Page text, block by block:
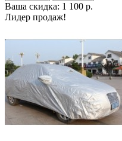
Ваша скидка: 1 100 р.
Лидер продаж!